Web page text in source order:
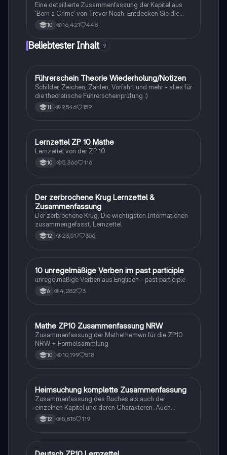
Eine detaillierte Zusammenfassung der Kapitel aus
'Born a Crime' von Trevor Noah. Entdecken Sie die
Herausforderungen und Erfahrungen, die Trevor als
Kind einer gemischtrassigen Familie in Südafrika
während der Apartheid durchlebt hat. Diese
Zusammenfassung beleuchtet zentrale Themen wie
historischen Kontexten des Buches
auseinandersetzen möchten.
10 16,421 448
Beliebtester Inhalt 9
Lerntipps
Führerschein Theorie Wiederholung/Notizen
Schilder, Zeichen, Zahlen, Vorfahrt und mehr - alles für
die theoretische Führerscheinprüfung :)
11 9,546 159
Mathe
Lernzettel ZP 10 Mathe
Lernzettel von der ZP 10
10 5,366 116
Deutsch
Der zerbrochene Krug Lernzettel &
Zusammenfassung
Der zerbrochene Krug, Die wichtigsten Informationen
zusammengefasst, Lernzettel
12 23,517 356
1 Englisch
10 unregelmäßige Verben im past participle
unregelmäßige Verben aus Englisch - past participle
6 4,282 3
Mathe
Mathe ZP10 Zusammenfassung NRW
Zusammenfassung der Mathethemwn für die ZP10
NRW + Formelsammlung
10 10,199 518
Deutsch
Heimsuchung komplette Zusammenfassung
Zusammenfassung des Buches als auch der
einzelnen Kapitel und deren Charakteren. Auch
tabellarisch. Im Unterricht ohne KI erstellt
12 5,815 119